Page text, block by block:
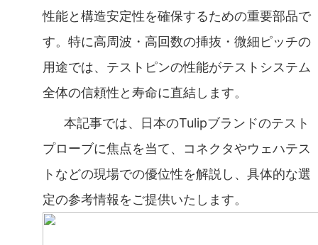
性能と構造安定性を確保するための重要部品で
す。特に高周波・高回数の挿抜・微細ピッチの
用途では、テストピンの性能がテストシステム
全体の信頼性と寿命に直結します。
本記事では、日本のTulipブランドのテスト
プローブに焦点を当て、コネクタやウェハテス
トなどの現場での優位性を解説し、具体的な選
定の参考情報をご提供いたします。